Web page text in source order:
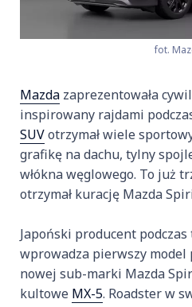
fot.
Mazda zaprezentowała
inspirowany rajdami
SUVotrzymał wiele
grafikę na dachu, tylny
włókna węglowego. To już
otrzymał kurację Mazda
Japoński producent
wprowadza pierwszy model
nowej sub-marki Mazda
kultowe MX-5. Roadster w